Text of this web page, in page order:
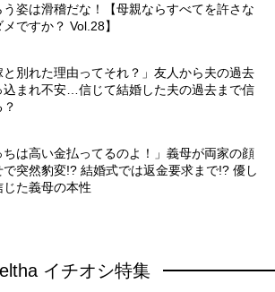
う姿は滑稽だな！【母親ならすべてを許さな
ですか？ Vol.28】
と別れた理由ってそれ？」友人から夫の過去
込まれ不安…信じて結婚した夫の過去まで信
ちは高い金払ってるのよ！」義母が両家の顔
で突然豹変!? 結婚式では返金要求まで!? 優し
じた義母の本性
eltha イチオシ特集